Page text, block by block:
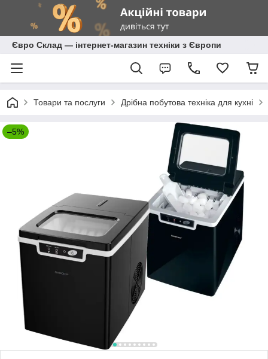
Євро Склад — інтернет-магазин техніки з Європи
Товари та послуги Дрібна побутова техніка для кухні
–5%